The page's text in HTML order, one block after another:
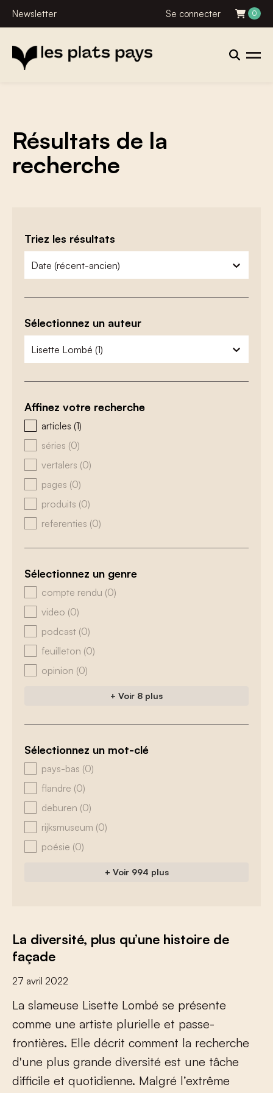
Newsletter Se connecter 0
Résultats de la
recherche
Triez les résultats
zoeken - sorteer
trier le contenu
Sélectionnez un auteur
zoeken - auteurs
sélectionnez le contenu
Affinez votre recherche
zoeken - type
articles (1)
séries (0)
vertalers (0)
pages (0)
produits (0)
referenties (0)
Sélectionnez un genre
zoeken - genre
compte rendu (0)
video (0)
podcast (0)
feuilleton (0)
opinion (0)
+ Voir 8 plus
Sélectionnez un mot-clé
zoeken - tags
pays-bas (0)
flandre (0)
deburen (0)
rijksmuseum (0)
poésie (0)
+ Voir 994 plus
La diversité, plus qu’une histoire de
façade
27 avril 2022
La slameuse Lisette Lombé se présente
comme une artiste plurielle et passe-
frontières. Elle décrit comment la recherche
d'une plus grande diversité est une tâche
difcile et quotidienne. Malgré l’extrême